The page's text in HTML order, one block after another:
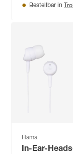
Bestellbar in
Hama
In-Ear-